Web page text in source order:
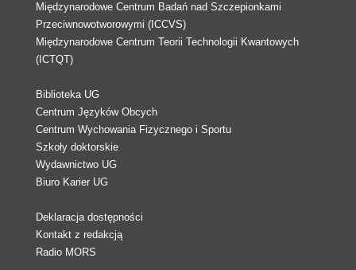
Międzynarodowe Centrum Badań nad Szczepionkami
Przeciwnowotworowymi (ICCVS)
Międzynarodowe Centrum Teorii Technologii Kwantowych
(ICTQT)
Biblioteka UG
Centrum Języków Obcych
Centrum Wychowania Fizycznego i Sportu
Szkoły doktorskie
Wydawnictwo UG
Biuro Karier UG
Deklaracja dostępności
Kontakt z redakcją
Radio MORS